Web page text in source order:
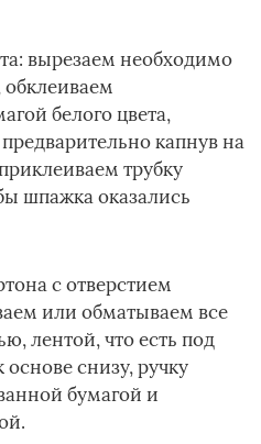
вырезаем необходимо
обклеиваем
белого цвета,
капнув на
трубку
шпажка оказались
с отверстием
или обматываем все
лентой, что есть под
снизу, ручку
бумагой и